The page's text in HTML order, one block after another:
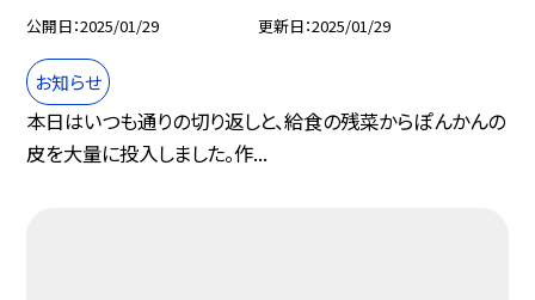
公開日 2025/01/29 更新日 2025/01/29
お知らせ
本日はいつも通りの切り返しと、給食の残菜からぽんかんの
皮を大量に投入しました。作...